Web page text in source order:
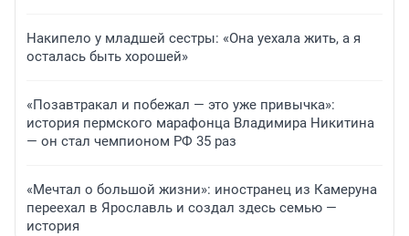
Накипело у младшей сестры: «Она уехала жить, а я
осталась быть хорошей»
«Позавтракал и побежал — это уже привычка»:
история пермского марафонца Владимира Никитина
— он стал чемпионом РФ 35 раз
«Мечтал о большой жизни»: иностранец из Камеруна
переехал в Ярославль и создал здесь семью —
история